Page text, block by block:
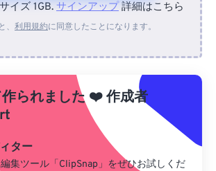
デバイスから
Googleドライブから
OneDriveから
イズ 1GB. サインアップ詳細はこちら
利用規約に同意したことになります。
られました ❤️作成者
ター
集ツール「ClipSnap」をぜひお試しくだ